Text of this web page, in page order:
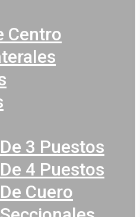
Centro
3 Puestos
4 Puestos
Cuero